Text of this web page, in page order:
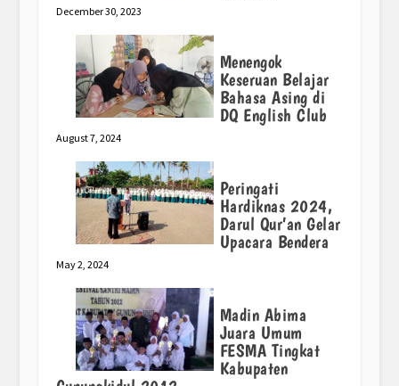
December 30, 2023
Menengok
Keseruan Belajar
Bahasa Asing di
DQ English Club
August 7, 2024
Peringati
Hardiknas 2024,
Darul Qur’an Gelar
Upacara Bendera
May 2, 2024
Madin Abima
Juara Umum
FESMA Tingkat
Kabupaten